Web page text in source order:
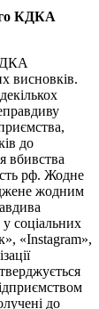
КДКА
висновків.
до
вбивства
рф. Жодне
жодним
соціальних
«Instagram»,
до